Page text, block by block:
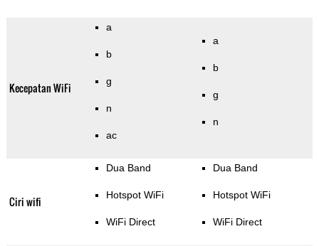
Kecepatan WiFi
a
b
g
n
ac
a
b
g
n
Ciri wifi
Dua Band
Hotspot WiFi
WiFi Direct
Dua Band
Hotspot WiFi
WiFi Direct